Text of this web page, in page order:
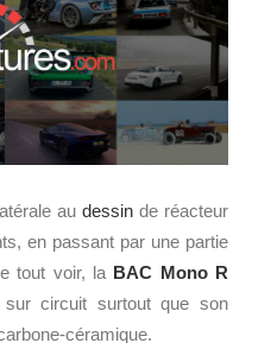
au dessinde réacteur
en passant par une partie
tout voir, la BAC Mono R
circuit surtout que son
céramique.